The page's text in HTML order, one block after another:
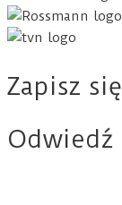
Zapisz
Odwiedź